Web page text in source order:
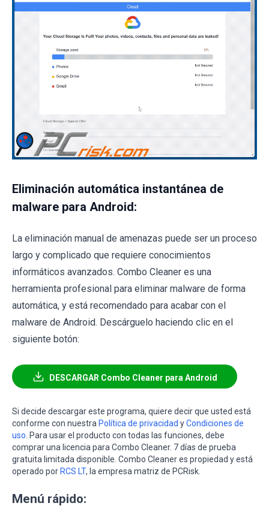
Eliminación automática instantánea de
malware para Android:
La eliminación manual de amenazas puede ser un proceso
largo y complicado que requiere conocimientos
informáticos avanzados. Combo Cleaner es una
herramienta profesional para eliminar malware de forma
automática, y está recomendado para acabar con el
malware de Android. Descárguelo haciendo clic en el
siguiente botón:
DESCARGAR Combo Cleaner para Android
Si decide descargar este programa, quiere decir que usted está
conforme con nuestra Política de privacidad yCondiciones de
uso . Para usar el producto con todas las funciones, debe
comprar una licencia para Combo Cleaner. 7 días de prueba
gratuita limitada disponible. Combo Cleaner es propiedad y está
operado por RCS LT, la empresa matriz de PCRisk.
Menú rápido: